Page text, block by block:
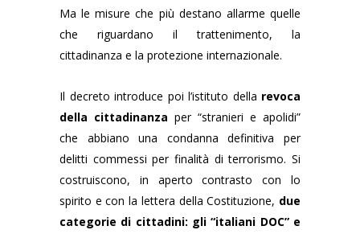
Ma le misure che più destano allarme quelle
che riguardano il trattenimento, la
cittadinanza e la protezione internazionale.
Il decreto introduce poi l’istituto della revoca
della cittadinanza per “stranieri e apolidi”
che abbiano una condanna definitiva per
delitti commessi per finalità di terrorismo. Si
costruiscono, in aperto contrasto con lo
spirito e con la lettera della Costituzione, due
categorie di cittadini: gli “italiani DOC” e